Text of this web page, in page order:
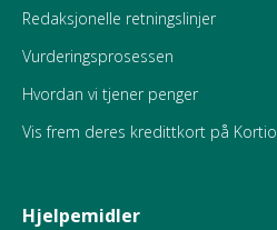
Redaksjonelle retningslinjer
Vurderingsprosessen
Hvordan vi tjener penger
Vis frem deres kredittkort på Kortio
Hjelpemidler